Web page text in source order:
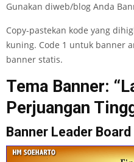
Gunakan diweb/blog Anda
Copy-pastekan kode yang
kuning. Code 1 untuk banner
banner statis.
Tema Banner:
Perjuangan
Banner Leader